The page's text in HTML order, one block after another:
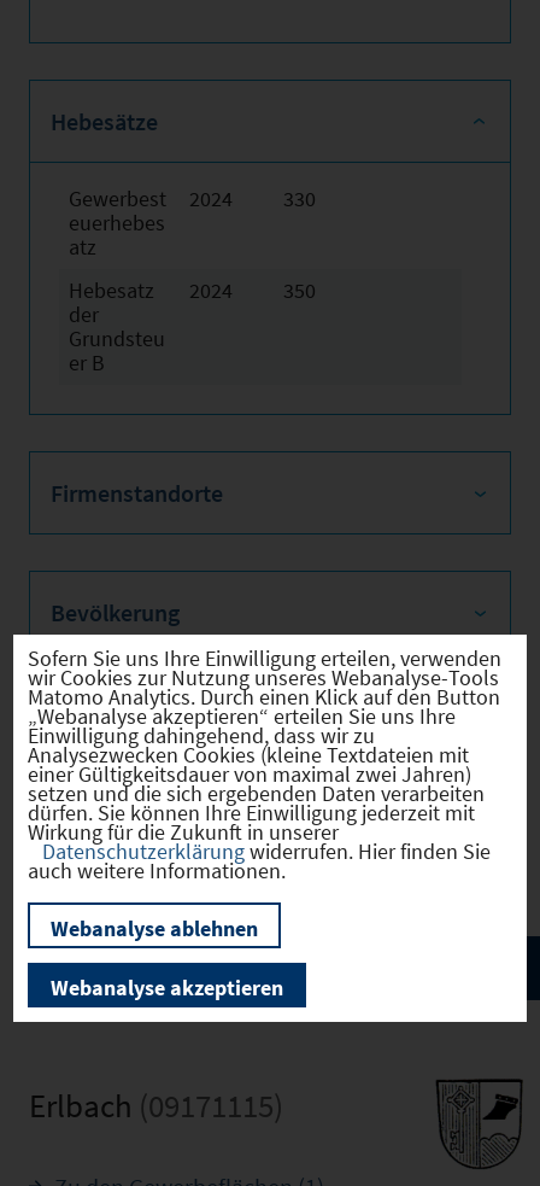
Hebesätze
Gewerbest
euerhebes
atz
2024 330
Hebesatz
der
Grundsteu
er B
2024 350
Firmenstandorte
Bevölkerung
Sozialvers. Beschäftigte
Verkehrsinfrastruktur
Erlbach (09171115)
Sofern Sie uns Ihre Einwilligung erteilen, verwenden
wir Cookies zur Nutzung unseres Webanalyse-Tools
Matomo Analytics. Durch einen Klick auf den Button
„Webanalyse akzeptieren“ erteilen Sie uns Ihre
Einwilligung dahingehend, dass wir zu
Analysezwecken Cookies (kleine Textdateien mit
einer Gültigkeitsdauer von maximal zwei Jahren)
setzen und die sich ergebenden Daten verarbeiten
dürfen. Sie können Ihre Einwilligung jederzeit mit
Wirkung für die Zukunft in unserer
Datenschutzerklärungwiderrufen. Hier finden Sie
auch weitere Informationen.
Webanalyse ablehnen
Webanalyse akzeptieren